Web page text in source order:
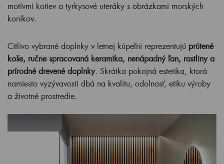
motívmi kotiev a tyrkysové uteráky s obrázkami morských
koníkov.
Citlivo vybrané doplnky v letnej kúpeľni reprezentujú prútené
koše, ručne spracovaná keramika, nenápadný ľan, rastliny a
prírodné drevené doplnky. Skrátka pokojná estetika, ktorá
namiesto vyzývavosti dbá na kvalitu, odolnosť, etiku výroby
a životné prostredie.